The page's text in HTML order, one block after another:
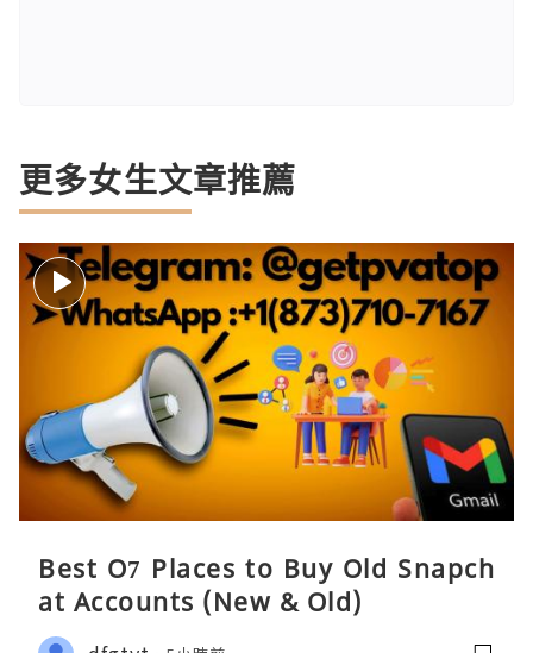
更多女生文章推薦
Best O7 Places to Buy Old Snapch
at Accounts (New & Old)